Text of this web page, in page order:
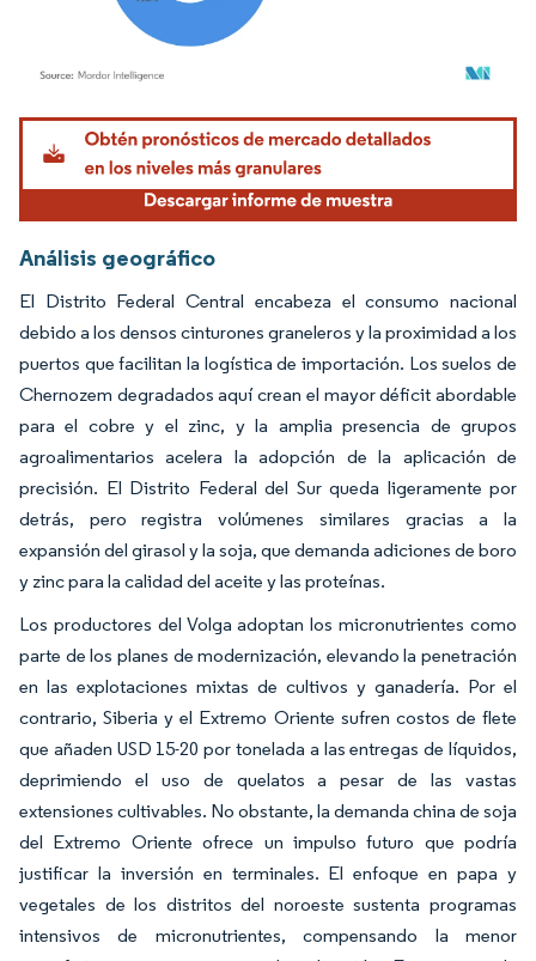
Imagen © Mordor Intelligence. El uso requiere atribución según CC BY 4.0.
Análisis geográfico
El Distrito Federal Central encabeza el consumo nacional
debido a los densos cinturones graneleros y la proximidad a los
puertos que facilitan la logística de importación. Los suelos de
Chernozem degradados aquí crean el mayor déficit abordable
para el cobre y el zinc, y la amplia presencia de grupos
agroalimentarios acelera la adopción de la aplicación de
precisión. El Distrito Federal del Sur queda ligeramente por
detrás, pero registra volúmenes similares gracias a la
expansión del girasol y la soja, que demanda adiciones de boro
y zinc para la calidad del aceite y las proteínas.
Los productores del Volga adoptan los micronutrientes como
parte de los planes de modernización, elevando la penetración
en las explotaciones mixtas de cultivos y ganadería. Por el
contrario, Siberia y el Extremo Oriente sufren costos de flete
que añaden USD 15-20 por tonelada a las entregas de líquidos,
deprimiendo el uso de quelatos a pesar de las vastas
extensiones cultivables. No obstante, la demanda china de soja
del Extremo Oriente ofrece un impulso futuro que podría
justificar la inversión en terminales. El enfoque en papa y
vegetales de los distritos del noroeste sustenta programas
intensivos de micronutrientes, compensando la menor